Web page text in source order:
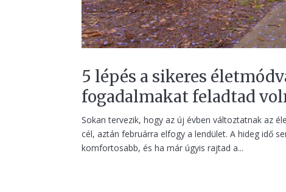
5 lépés a sikeres
fogadalmakat feladtad
Sokan tervezik, hogy az új évben változtatnak az
cél, aztán februárra elfogy a lendület. A hideg idő
komfortosabb, és ha már úgyis rajtad a...